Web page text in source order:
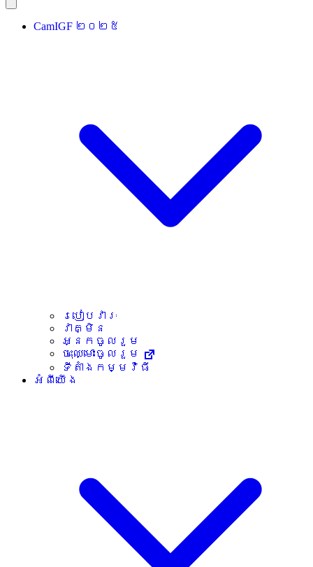
CamIGF ២០២៥
របៀបវារៈ
វាគ្មិន
អ្នកចូលរួម
ចុះឈ្មោះចូលរួម
ទីតាំងកម្មវិធី
អំពីយើង